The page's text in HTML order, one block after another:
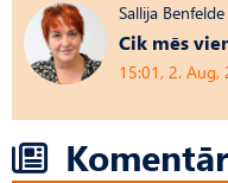
Sallija Benfelde
Cik mēs
15:01, 2. Aug,